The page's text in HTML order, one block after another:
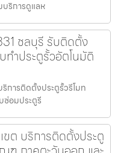
บริการดูแลห
ชลบุรี รับติดตั้ง
ทำประตูรั้วอัตโนมัติ
การติดตั้งประตูรั้วรีโมท
ซ่อมประตูรี
ขต บริการติดตั้งประตู